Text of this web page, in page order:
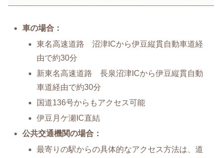
車の場合：
東名高速道路 沼津ICから伊豆縦貫自動車道経
由で約30分
新東名高速道路 長泉沼津ICから伊豆縦貫自動
車道経由で約30分
国道136号からもアクセス可能
伊豆月ケ瀬IC直結
公共交通機関の場合：
最寄りの駅からの具体的なアクセス方法は、道